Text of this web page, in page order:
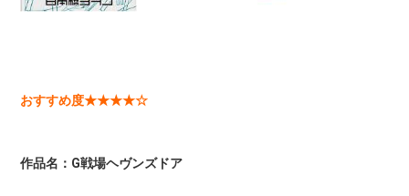
おすすめ度★★★★☆
作品名：G戦場ヘヴンズドア